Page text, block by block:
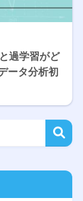
過学習がど
ータ分析初